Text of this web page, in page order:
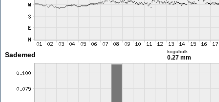
Sademed koguhulk
0.27 mm